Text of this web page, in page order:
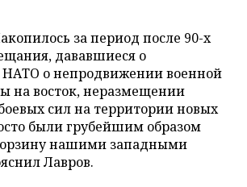
за период после 90-х
дававшиеся о
о непродвижении военной
на восток, неразмещении
сил на территории новых
были грубейшим образом
нашими западными
Лавров.